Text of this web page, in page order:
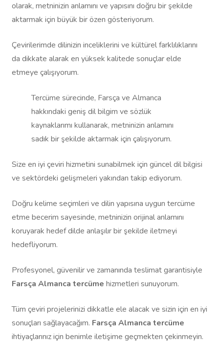
olarak, metninizin anlamını ve yapısını doğru bir şekilde
aktarmak için büyük bir özen gösteriyorum.
Çevirilerimde dilinizin inceliklerini ve kültürel farklılıklarını
da dikkate alarak en yüksek kalitede sonuçlar elde
etmeye çalışıyorum.
Tercüme sürecinde, Farsça ve Almanca
hakkındaki geniş dil bilgim ve sözlük
kaynaklarımı kullanarak, metninizin anlamını
sadık bir şekilde aktarmak için çalışıyorum.
Size en iyi çeviri hizmetini sunabilmek için güncel dil bilgisi
ve sektördeki gelişmeleri yakından takip ediyorum.
Doğru kelime seçimleri ve dilin yapısına uygun tercüme
etme becerim sayesinde, metninizin orijinal anlamını
koruyarak hedef dilde anlaşılır bir şekilde iletmeyi
hedefliyorum.
Profesyonel, güvenilir ve zamanında teslimat garantisiyle
Farsça Almanca tercüme hizmetleri sunuyorum.
Tüm çeviri projelerinizi dikkatle ele alacak ve sizin için en iyi
sonuçları sağlayacağım. Farsça Almanca tercüme
ihtiyaçlarınız için benimle iletişime geçmekten çekinmeyin.